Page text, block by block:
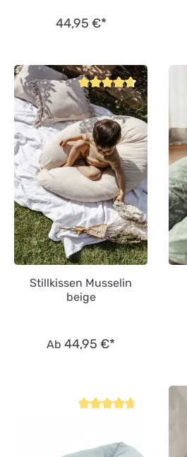
44,95 €*
Durchschnittliche
Stillkissen Musselin
beige
Ab 44,95 €*
Durchschnittliche